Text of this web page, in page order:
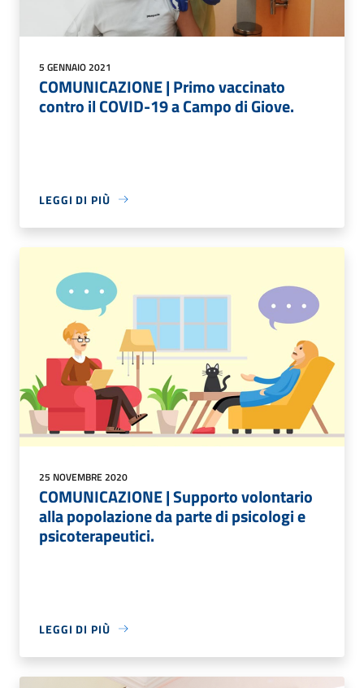
5 GENNAIO 2021
COMUNICAZIONE | Primo vaccinato
contro il COVID-19 a Campo di Giove.
LEGGI DI PIÙ
25 NOVEMBRE 2020
COMUNICAZIONE | Supporto volontario
alla popolazione da parte di psicologi e
psicoterapeutici.
LEGGI DI PIÙ